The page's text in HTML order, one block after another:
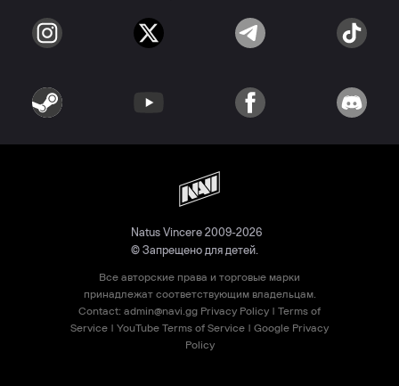
Natus Vincere 2009-2026
© Запрещено для детей.
Все авторские права и торговые марки
принадлежат соответствующим владельцам.
Contact: admin@navi.gg Privacy Policy | Terms of
Service | YouTube Terms of Service | Google Privacy
Policy